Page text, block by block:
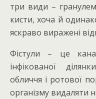
три види –
кисти, хоча й
яскраво виражені
Фістули – це
інфікованої
обличчя і ротової
організму видаляти